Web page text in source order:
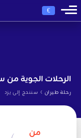
€
الرحلات الجوية من
رحلة طيران › سنندج إلى يزد
من